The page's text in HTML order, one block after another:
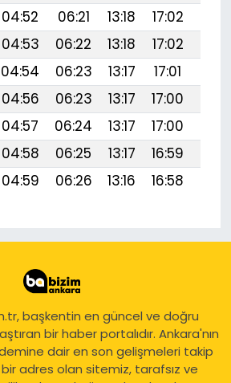
04:52 06:21 13:18 17:02
04:53 06:22 13:18 17:02
04:54 06:23 13:17 17:01
04:56 06:23 13:17 17:00
04:57 06:24 13:17 17:00
04:58 06:25 13:17 16:59
04:59 06:26 13:16 16:58
başkentin en güncel ve doğru
bir haber portalıdır. Ankara'nın
dair en son gelişmeleri takip
adres olan sitemiz, tarafsız ve